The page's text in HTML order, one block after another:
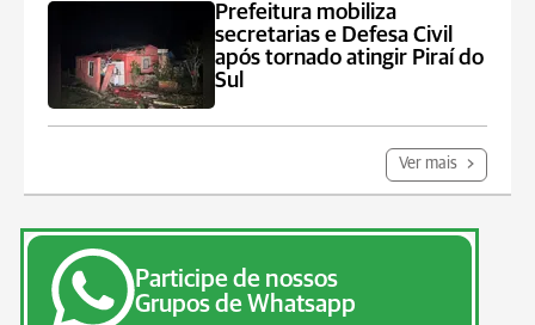
Prefeitura mobiliza
secretarias e Defesa Civil
após tornado atingir Piraí do
Sul
Ver mais
Participe de nossos
Grupos de Whatsapp